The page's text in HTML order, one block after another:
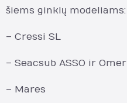
šiems ginklų modeliams:
– Cressi SL
– Seacsub ASSO ir Omer
– Mares